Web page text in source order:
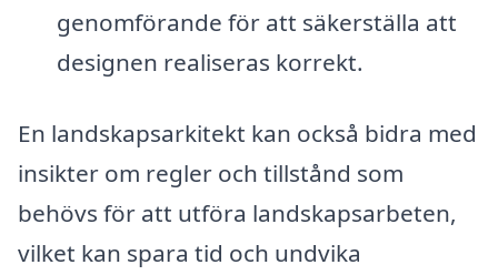
genomförande för att säkerställa att
designen realiseras korrekt.
En landskapsarkitekt kan också bidra med
insikter om regler och tillstånd som
behövs för att utföra landskapsarbeten,
vilket kan spara tid och undvika